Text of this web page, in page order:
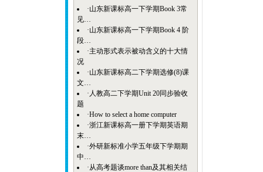
·山东新课标高一下学期Book 3常
见…
·山东新课标高一下学期Book 4 阶
段…
·主动形式表示被动含义的十大情
况
·山东新课标高二下学期选修(8)课
文…
· 人教高二下学期Unit 20同步验收
题
·How to select a home computer
·浙江新课标高一册下学期英语期
末…
·外研新标准小学五年级下学期期
中…
·从高考题谈more than及其相关结